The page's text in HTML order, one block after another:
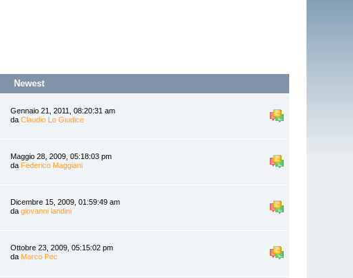
Newest
Gennaio 21, 2011, 08:20:31 am
daClaudio Lo Giudice
Maggio 28, 2009, 05:18:03 pm
da Federico Maggiani
Dicembre 15, 2009, 01:59:49 am
dagiovanni landini
Ottobre 23, 2009, 05:15:02 pm
da Marco Pec